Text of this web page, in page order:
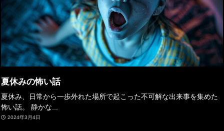
夏休みの怖い話
夏休み、日常から一歩外れた場所で起こった不可解な出来事を集めた
怖い話。 静かな...
2024年3月4日